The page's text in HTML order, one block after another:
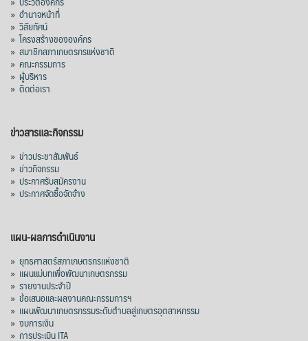
» อำนาจหน้าที่
» วิสัยทัศน์
» โครงสร้างขององค์กร
» สมาชิกสภาเกษตรกรแห่งชาติ
» คณะกรรมการ
» ผู้บริหาร
» ติดต่อเรา
ข่าวสารและกิจกรรม
» ข่าวประชาสัมพันธ์
» ข่าวกิจกรรม
» ประกาศรับสมัครงาน
» ประกาศจัดซื้อจัดจ้าง
แผน-ผลการดำเนินงาน
» ยุทธศาสตร์สภาเกษตรกรแห่งชาติ
» แผนแม่บทเพื่อพัฒนาเกษตรกรรม
» รายงานประจำปี
» ข้อเสนอและผลงานคณะกรรมการฯ
» แผนพัฒนาเกษตรกรรมระดับตำบลสู่เกษตรอุตสาหกรรม
» งบการเงิน
» การประเมิน ITA